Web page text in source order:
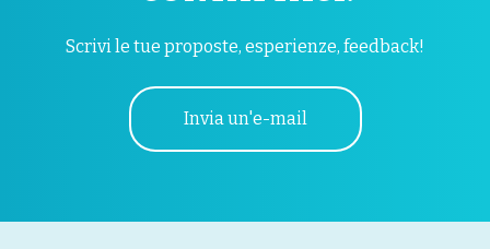
Scrivi le tue proposte, esperienze, feedback!
Invia un'e-mail